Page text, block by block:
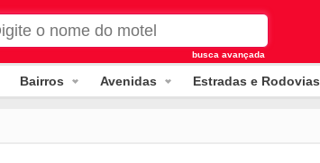
busca avançada
Bairros Avenidas Estradas e Rodovias